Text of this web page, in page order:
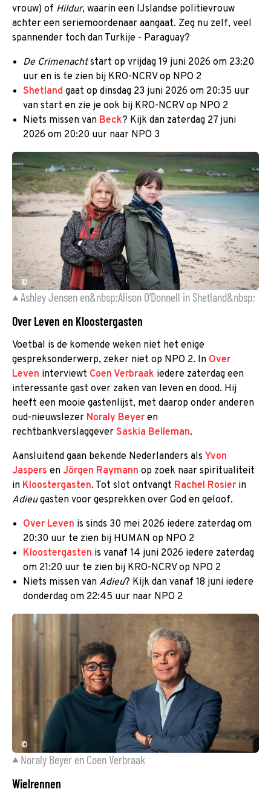
vrouw) of Hildur, waarin een IJslandse politievrouw
achter een seriemoordenaar aangaat. Zeg nu zelf, veel
spannender toch dan Turkije - Paraguay?
De Crimenachtstart op vrijdag 19 juni 2026 om 23:20
uur en is te zien bij KRO-NCRV op NPO 2
Shetland gaat op dinsdag 23 juni 2026 om 20:35 uur
van start en zie je ook bij KRO-NCRV op NPO 2
Niets missen van Beck? Kijk dan zaterdag 27 juni
2026 om 20:20 uur naar NPO 3
©
Ashley Jensen en&nbsp;Alison O'Donnell in Shetland&nbsp;
Over Leven en Kloostergasten
Voetbal is de komende weken niet het enige
gespreksonderwerp, zeker niet op NPO 2. In Over
Leven interviewt Coen Verbraak iedere zaterdag een
interessante gast over zaken van leven en dood. Hij
heeft een mooie gastenlijst, met daarop onder anderen
oud-nieuwslezer Noraly Beyer en
rechtbankverslaggever Saskia Belleman.
Aansluitend gaan bekende Nederlanders als Yvon
Jaspers en Jörgen Raymann op zoek naar spiritualiteit
in Kloostergasten. Tot slot ontvangt Rachel Rosier in
Adieugasten voor gesprekken over God en geloof.
Over Leven is sinds 30 mei 2026 iedere zaterdag om
20:30 uur te zien bij HUMAN op NPO 2
Kloostergasten is vanaf 14 juni 2026 iedere zaterdag
om 21:20 uur te zien bij KRO-NCRV op NPO 2
Niets missen van Adieu? Kijk dan vanaf 18 juni iedere
donderdag om 22:45 uur naar NPO 2
©
Noraly Beyer en Coen Verbraak
Wielrennen